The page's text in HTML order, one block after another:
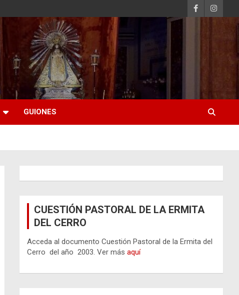
GUIONES
CUESTIÓN PASTORAL DE LA ERMITA
DEL CERRO
Acceda al documento Cuestión Pastoral de la Ermita del
Cerro del año 2003. Ver másaquí